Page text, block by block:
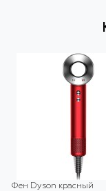
Фен Dyson красный